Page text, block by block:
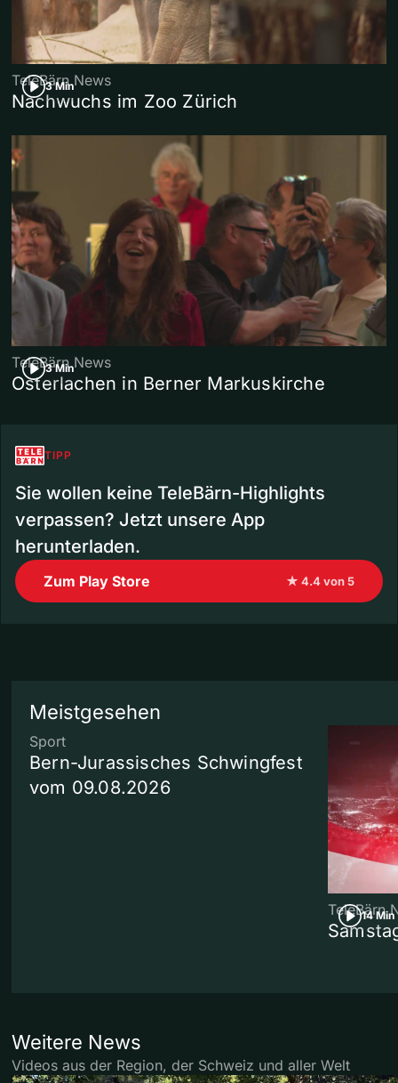
3 Min
TeleBärn News
Nachwuchs im Zoo Zürich
3 Min
TeleBärn News
Osterlachen in Berner Markuskirche
TIPP
Sie wollen keine TeleBärn-Highlights
verpassen? Jetzt unsere App
herunterladen.
Zum Play Store ★ 4.4 von 5
Meistgesehen
Sport
Bern-Jurassisches Schwingfest
vom 09.08.2026
14 Min
TeleBärn
Weitere News
Videos aus der Region, der Schweiz und aller Welt